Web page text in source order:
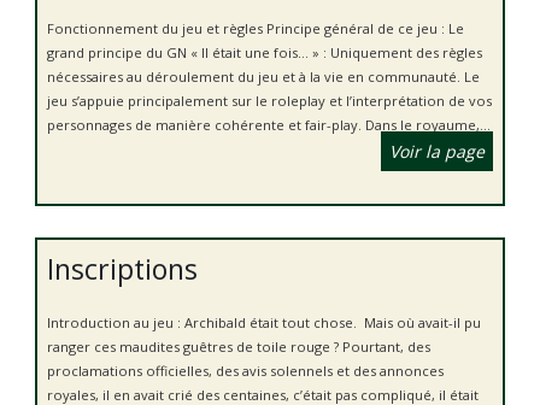
Fonctionnement du jeu et règles Principe général de ce jeu : Le
grand principe du GN « Il était une fois… » : Uniquement des règles
nécessaires au déroulement du jeu et à la vie en communauté. Le
jeu s’appuie principalement sur le roleplay et l’interprétation de vos
personnages de manière cohérente et fair-play. Dans le royaume,...
Voir la page
Inscriptions
Introduction au jeu : Archibald était tout chose. Mais où avait-il pu
ranger ces maudites guêtres de toile rouge ? Pourtant, des
proclamations officielles, des avis solennels et des annonces
royales, il en avait crié des centaines, c’était pas compliqué, il était